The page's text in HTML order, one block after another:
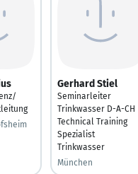
Gerhard Stiel
Seminarleiter
Trinkwasser D-A-
Technical Training
Spezialist
Trinkwasser
München